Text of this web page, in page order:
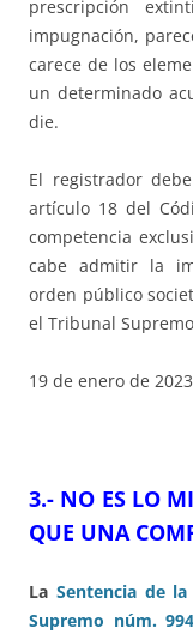
prescripción
impugnación,
carece de los
un determinado
die.
El registrador
artículo 18 del
competencia
cabe admitir la
orden público
el Tribunal
19 de enero de 2023
3.- NO ES LO
QUE UNA
La Sentencia de
Supremo núm.